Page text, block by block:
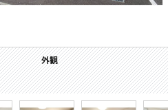
外観
間取
間取り
居間
居間
居間
居間
キッチン
キッチン
寝室
風呂
風呂
トイレ
収納
洗面
バルコニー
設備
設備
設備
玄関
その他画像
その他画像
その他画像
エアコン
セキュリティ
周辺施設：ドラックストア
周辺施設：コンビニ
周辺施設：スーパー
周辺施設：銀行
周辺施設：病院
周辺施設：中学校